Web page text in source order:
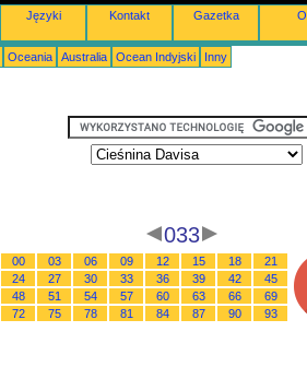
Języki Kontakt Gazetka O
Oceania Australia Ocean Indyjski Inny
033
00 03 06 09 12 15 18
21
24
27 30 33 36 39 42
45
48
51 54 57 60 63 66
69
72
75 78 81 84 87 90 93